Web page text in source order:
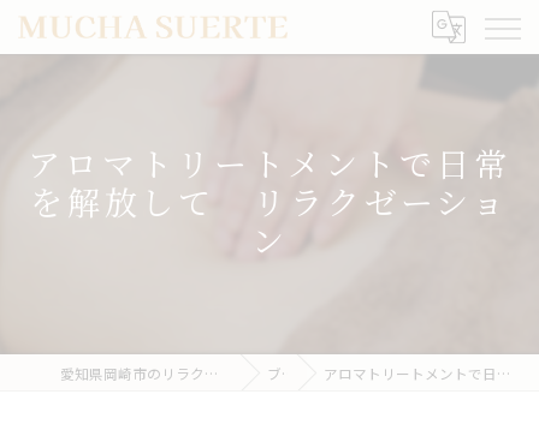
アロマトリートメントで日常
を解放して リラクゼーショ
ン
愛知県岡崎市のリラクゼーションならMUCHA SUERTE ブログ アロマトリートメントで日常を解放して リラクゼーション